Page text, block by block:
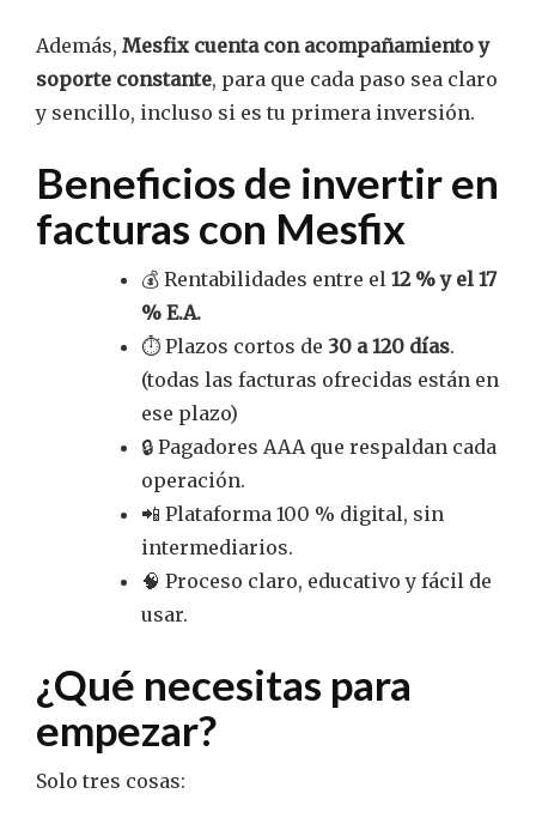
Además, Mesfix cuenta con acompañamiento y
soporte constante, para que cada paso sea claro
y sencillo, incluso si es tu primera inversión.
Beneficios de invertir en
facturas con Mesfix
💰 Rentabilidades entre el 12 % y el 17
% E.A.
⏱️ Plazos cortos de 30 a 120 días.
(todas las facturas ofrecidas están en
ese plazo)
🔒 Pagadores AAA que respaldan cada
operación.
📲 Plataforma 100 % digital, sin
intermediarios.
🧠 Proceso claro, educativo y fácil de
usar.
¿Qué necesitas para
empezar?
Solo tres cosas: